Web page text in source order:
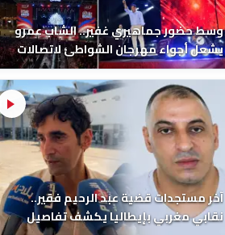
وسط حضور جماهيري غفير.. الشاب عمرو
يشعل أجواء مهرجان الشواطئ لاتصالات
المغرب بطنجة
آخر مستجدات قضية عبد الرحيم فقير..
نقابي مغربي بإيطاليا يكشف تفاصيل